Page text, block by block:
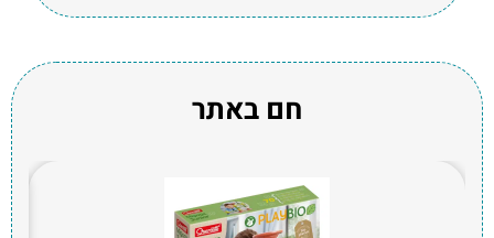
חם באתר